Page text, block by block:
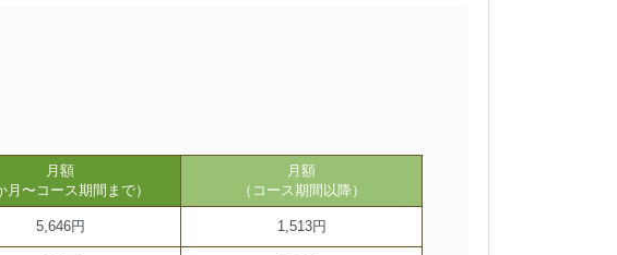
月額
月〜コース期間まで）
月額
（コース期間以降）
5,646円 1,513円